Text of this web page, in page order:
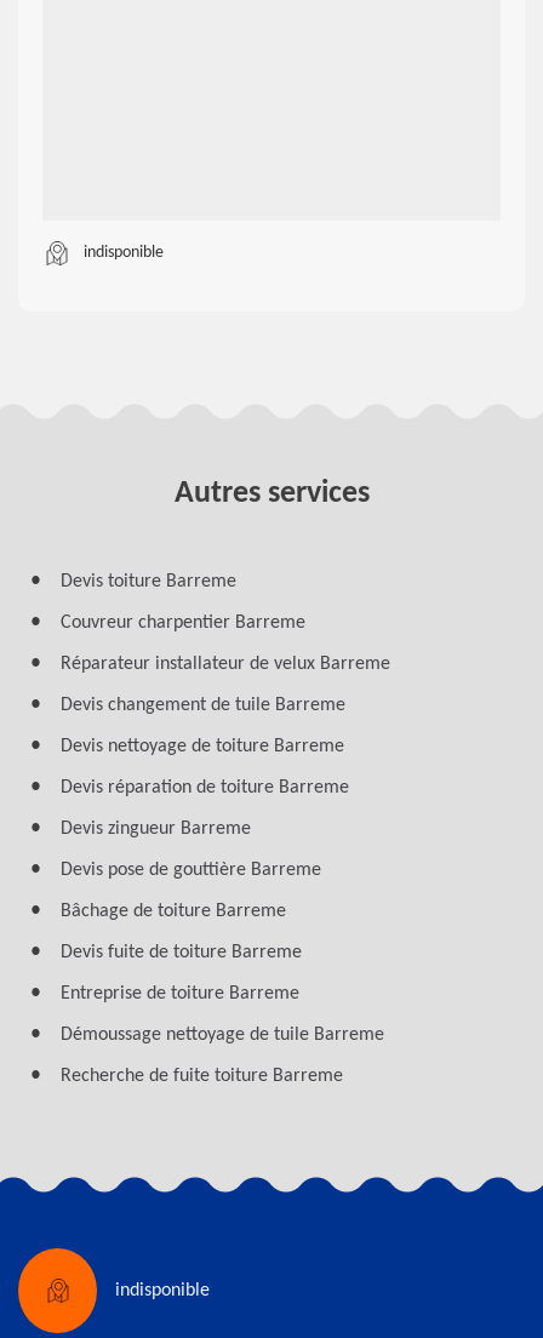
indisponible
Autres services
Devis toiture Barreme
Couvreur charpentier Barreme
Réparateur installateur de velux Barreme
Devis changement de tuile Barreme
Devis nettoyage de toiture Barreme
Devis réparation de toiture Barreme
Devis zingueur Barreme
Devis pose de gouttière Barreme
Bâchage de toiture Barreme
Devis fuite de toiture Barreme
Entreprise de toiture Barreme
Démoussage nettoyage de tuile Barreme
Recherche de fuite toiture Barreme
indisponible